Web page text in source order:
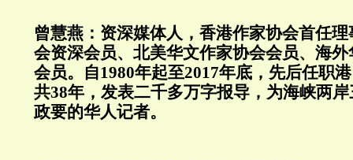
曾慧燕：资深媒体人，香港作家协会首任
会资深会员、北美华文作家协会会员、海
会员。自1980年起至2017年底，先后任职
共38年，发表二千多万字报导，为海峡两
政要的华人记者。